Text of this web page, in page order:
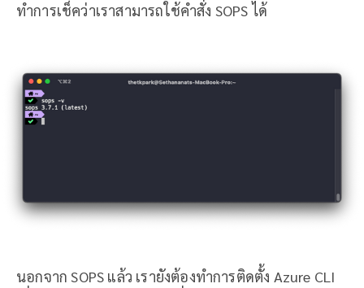
ทำการเช็คว่าเราสามารถใช้คำสั่ง SOPS ได้
นอกจาก SOPS แล้ว เรายังต้องทำการติดตั้ง Azure CLI